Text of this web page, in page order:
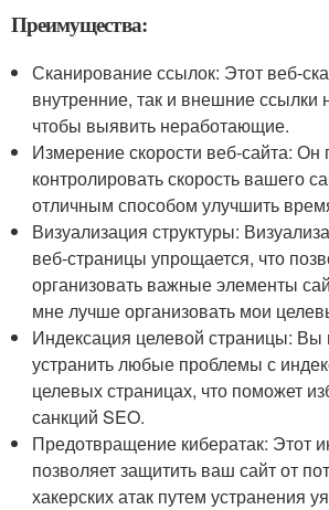
Преимущества:
Сканирование ссылок: Этот веб-
внутренние, так и внешние ссылки
чтобы выявить неработающие.
Измерение скорости веб-сайта: Он
контролировать скорость вашего
отличным способом улучшить
Визуализация структуры:
веб-страницы упрощается, что
организовать важные элементы
мне лучше организовать мои
Индексация целевой страницы: Вы
устранить любые проблемы с
целевых страницах, что поможет
санкций SEO.
Предотвращение кибератак: Этот
позволяет защитить ваш сайт от
хакерских атак путем устранения